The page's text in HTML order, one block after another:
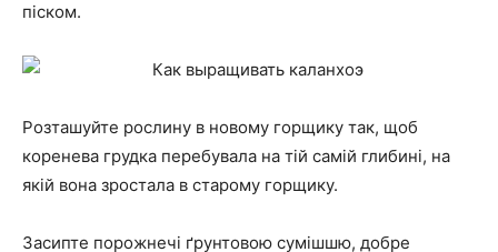
піском.
Розташуйте рослину в новому горщику так, щоб
коренева грудка перебувала на тій самій глибині, на
якій вона зростала в старому горщику.
Засипте порожнечі ґрунтовою сумішшю, добре